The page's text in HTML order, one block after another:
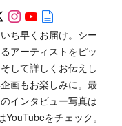
Follow on SNS
Follow on SNS
Follow on
ち早くお届け。シー
アーティストをピッ
して詳しくお伝えし
画もお楽しみに。最
インタビュー写真は
をチェック。